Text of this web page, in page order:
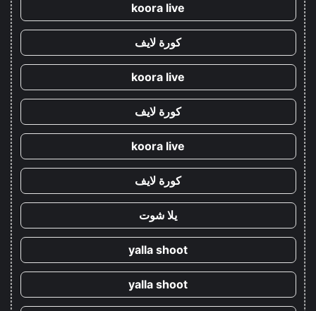
koora live
كورة لايف
koora live
كورة لايف
koora live
كورة لايف
يلا شوت
yalla shoot
yalla shoot